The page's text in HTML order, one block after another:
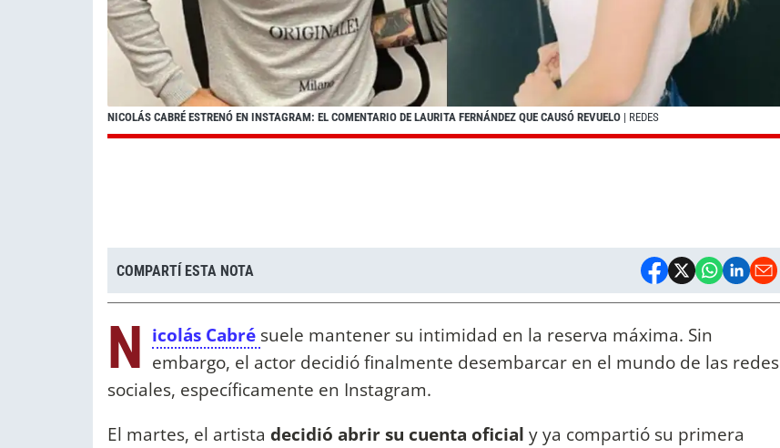
NICOLÁS CABRÉ ESTRENÓ EN INSTAGRAM: EL COMENTARIO DE LAURITA FERNÁNDEZ QUE CAUSÓ REVUELO | REDES
COMPARTÍ ESTA NOTA
N icolás Cabré suele mantener su intimidad en la reserva máxima. Sin
embargo, el actor decidió finalmente desembarcar en el mundo de las redes
sociales, específicamente en Instagram.
El martes, el artista decidió abrir su cuenta oficial y ya compartió su primera